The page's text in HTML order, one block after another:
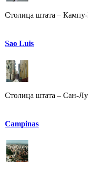
Столица штата –
Sao Luis
Столица штата – Сан-
Campinas